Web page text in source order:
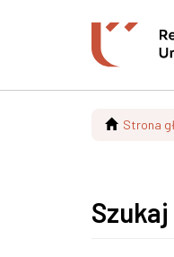
Strona
Szukaj